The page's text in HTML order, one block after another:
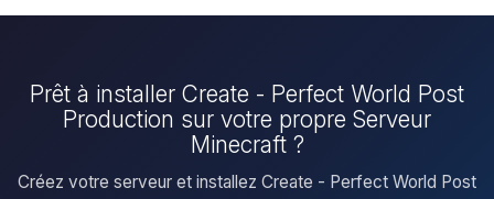
Prêt à installer Create - Perfect World Post
Production sur votre propre Serveur
Minecraft ?
Créez votre serveur et installez Create - Perfect World Post